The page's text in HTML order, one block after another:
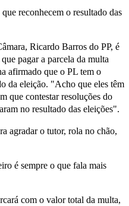
reconhecem o resultado das
Ricardo Barros do PP, é
pagar a parcela da multa
afirmado que o PL tem o
da eleição. "Acho que eles têm
que contestar resoluções do
no resultado das eleições".
agradar o tutor, rola no chão,
é sempre o que fala mais
com o valor total da multa,